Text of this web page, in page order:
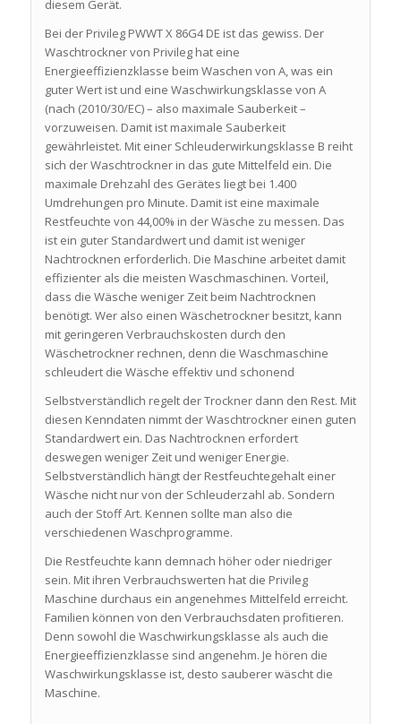
diesem Gerät.
Bei der Privileg PWWT X 86G4 DE ist das gewiss. Der
Waschtrockner von Privileg hat eine
Energieeffizienzklasse beim Waschen von A, was ein
guter Wert ist und eine Waschwirkungsklasse von A
(nach (2010/30/EC) – also maximale Sauberkeit –
vorzuweisen. Damit ist maximale Sauberkeit
gewährleistet. Mit einer Schleuderwirkungsklasse B reiht
sich der Waschtrockner in das gute Mittelfeld ein. Die
maximale Drehzahl des Gerätes liegt bei 1.400
Umdrehungen pro Minute. Damit ist eine maximale
Restfeuchte von 44,00% in der Wäsche zu messen. Das
ist ein guter Standardwert und damit ist weniger
Nachtrocknen erforderlich. Die Maschine arbeitet damit
effizienter als die meisten Waschmaschinen. Vorteil,
dass die Wäsche weniger Zeit beim Nachtrocknen
benötigt. Wer also einen Wäschetrockner besitzt, kann
mit geringeren Verbrauchskosten durch den
Wäschetrockner rechnen, denn die Waschmaschine
schleudert die Wäsche effektiv und schonend
Selbstverständlich regelt der Trockner dann den Rest. Mit
diesen Kenndaten nimmt der Waschtrockner einen guten
Standardwert ein. Das Nachtrocknen erfordert
deswegen weniger Zeit und weniger Energie.
Selbstverständlich hängt der Restfeuchtegehalt einer
Wäsche nicht nur von der Schleuderzahl ab. Sondern
auch der Stoff Art. Kennen sollte man also die
verschiedenen Waschprogramme.
Die Restfeuchte kann demnach höher oder niedriger
sein. Mit ihren Verbrauchswerten hat die Privileg
Maschine durchaus ein angenehmes Mittelfeld erreicht.
Familien können von den Verbrauchsdaten profitieren.
Denn sowohl die Waschwirkungsklasse als auch die
Energieeffizienzklasse sind angenehm. Je hören die
Waschwirkungsklasse ist, desto sauberer wäscht die
Maschine.